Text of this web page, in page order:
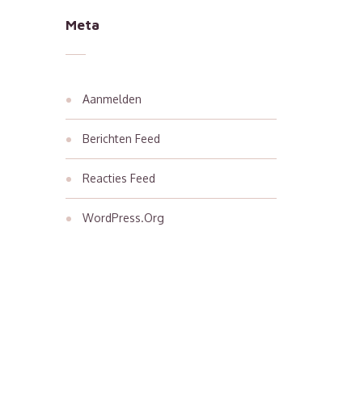
Meta
Aanmelden
Berichten Feed
Reacties Feed
WordPress.org